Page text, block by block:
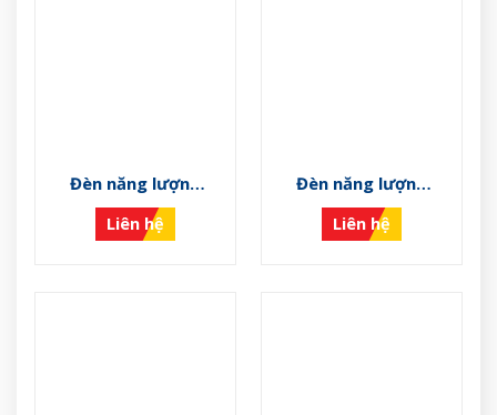
Đèn năng lượng
mặt trời VS-NLMT-
01
Liên hệ
Đèn năng lượng
mặt trời VS-NLMT-
L
Liên hệ